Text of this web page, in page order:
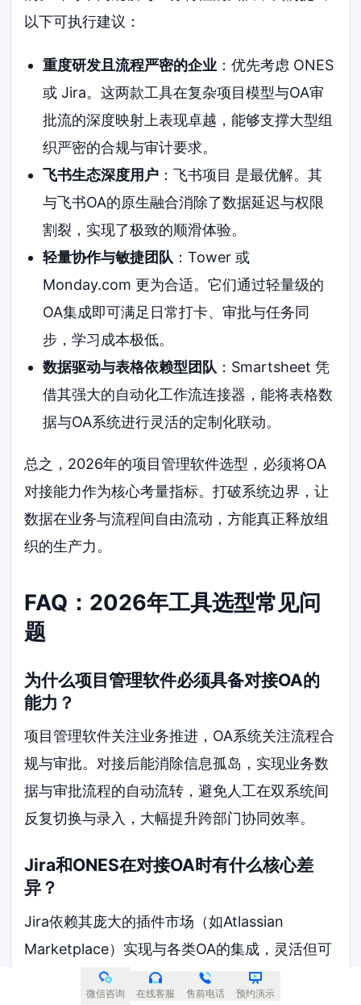
以下可执行建议：
重度研发且流程严密的企业：优先考虑 ONES
或 Jira。这两款工具在复杂项目模型与OA审
批流的深度映射上表现卓越，能够支撑大型组
织严密的合规与审计要求。
飞书生态深度用户：飞书项目 是最优解。其
与飞书OA的原生融合消除了数据延迟与权限
割裂，实现了极致的顺滑体验。
轻量协作与敏捷团队 ：Tower 或
Monday.com 更为合适。它们通过轻量级的
OA集成即可满足日常打卡、审批与任务同
步，学习成本极低。
数据驱动与表格依赖型团队 ：Smartsheet 凭
借其强大的自动化工作流连接器，能将表格数
据与OA系统进行灵活的定制化联动。
总之，2026年的项目管理软件选型，必须将OA
对接能力作为核心考量指标。打破系统边界，让
数据在业务与流程间自由流动，方能真正释放组
织的生产力。
FAQ：2026年工具选型常见问
题
为什么项目管理软件必须具备对接OA的
能力？
项目管理软件关注业务推进，OA系统关注流程合
规与审批。对接后能消除信息孤岛，实现业务数
据与审批流程的自动流转，避免人工在双系统间
反复切换与录入，大幅提升跨部门协同效率。
Jira和ONES在对接OA时有什么核心差
异？
Jira依赖其庞大的插件市场（如Atlassian
Marketplace）实现与各类OA的集成，灵活但可
能带来较高的插件维护成本；ONES则更强调底
微信咨询 在线客服 售前电话 预约演示